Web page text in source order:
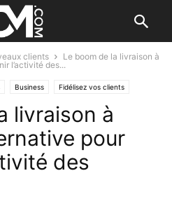
clients
Le boom de la livraison à
l’activité des...
Business Fidélisez vos clients
livraison à
pour
des